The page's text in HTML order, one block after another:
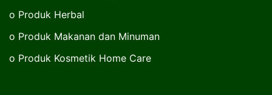
o Produk Herbal
o Produk Makanan dan Minuman
o Produk Kosmetik Home Care